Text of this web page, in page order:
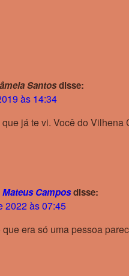
Santosdisse:
às 14:34
já te vi. Você do Vilhena
Mateus Camposdisse:
2022 às 07:45
era só uma pessoa